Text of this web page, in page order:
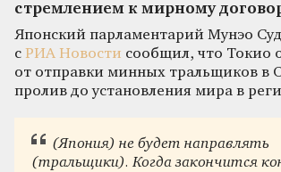
стремлением к мирному
Японский парламентарий Мунэо
с РИА Новости сообщил, что Токио
от отправки минных тральщиков в
пролив до установления мира в
(Япония) не будет направлять
(тральщики). Когда закончится